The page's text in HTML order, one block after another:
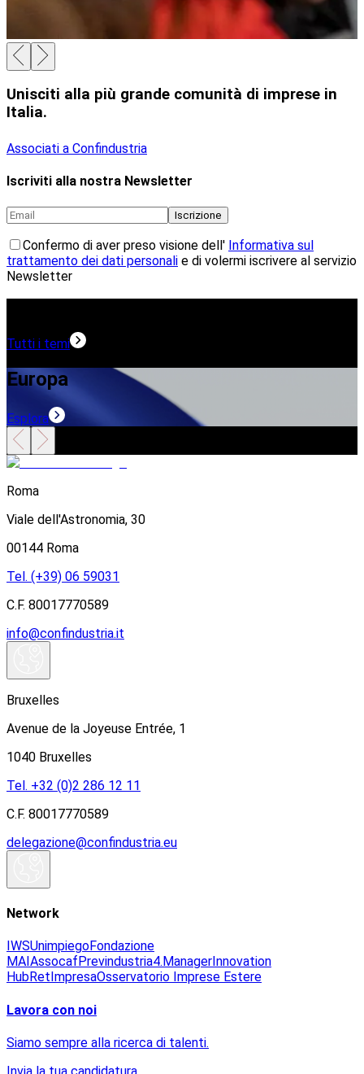
Unisciti alla più grande comunità di imprese in
Italia.
Associati a Confindustria
Iscriviti alla nostra Newsletter
Iscrizione
Confermo di aver preso visione dell' Informativa sul
trattamento dei dati personali e di volermi iscrivere al servizio
Newsletter
Tutti i temi
Europa
Esplora
Roma
Viale dell'Astronomia, 30
00144 Roma
Tel. (+39) 06 59031
C.F. 80017770589
info@confindustria.it
Bruxelles
Avenue de la Joyeuse Entrée, 1
1040 Bruxelles
Tel. +32 (0)2 286 12 11
C.F. 80017770589
delegazione@confindustria.eu
Network
IWSUnimpiegoFondazione
MAI Assocaf Previndustria4.Manager Innovation
HubRetImpresaOsservatorio Imprese Estere
Lavora con noi
Siamo sempre alla ricerca di talenti.